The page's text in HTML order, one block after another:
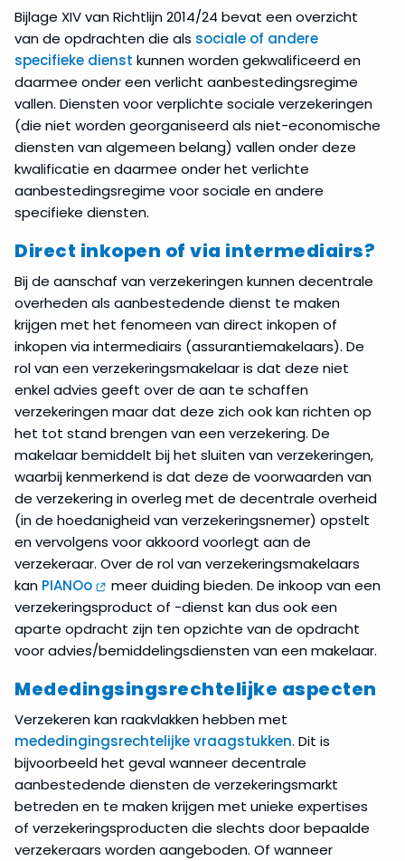
Bijlage XIV van Richtlijn 2014/24 bevat een overzicht
van de opdrachten die als sociale of andere
specifieke dienst kunnen worden gekwalificeerd en
daarmee onder een verlicht aanbestedingsregime
vallen. Diensten voor verplichte sociale verzekeringen
(die niet worden georganiseerd als niet-economische
diensten van algemeen belang) vallen onder deze
kwalificatie en daarmee onder het verlichte
aanbestedingsregime voor sociale en andere
specifieke diensten.
Direct inkopen of via intermediairs?
Bij de aanschaf van verzekeringen kunnen decentrale
overheden als aanbestedende dienst te maken
krijgen met het fenomeen van direct inkopen of
inkopen via intermediairs (assurantiemakelaars). De
rol van een verzekeringsmakelaar is dat deze niet
enkel advies geeft over de aan te schaffen
verzekeringen maar dat deze zich ook kan richten op
het tot stand brengen van een verzekering. De
makelaar bemiddelt bij het sluiten van verzekeringen,
waarbij kenmerkend is dat deze de voorwaarden van
de verzekering in overleg met de decentrale overheid
(in de hoedanigheid van verzekeringsnemer) opstelt
en vervolgens voor akkoord voorlegt aan de
verzekeraar. Over de rol van verzekeringsmakelaars
kan PIANOo
meer duiding bieden. De inkoop van een
verzekeringsproduct of -dienst kan dus ook een
aparte opdracht zijn ten opzichte van de opdracht
voor advies/bemiddelingsdiensten van een makelaar.
Mededingsingsrechtelijke aspecten
Verzekeren kan raakvlakken hebben met
mededingingsrechtelijke vraagstukken. Dit is
bijvoorbeeld het geval wanneer decentrale
aanbestedende diensten de verzekeringsmarkt
betreden en te maken krijgen met unieke expertises
of verzekeringsproducten die slechts door bepaalde
verzekeraars worden aangeboden. Of wanneer